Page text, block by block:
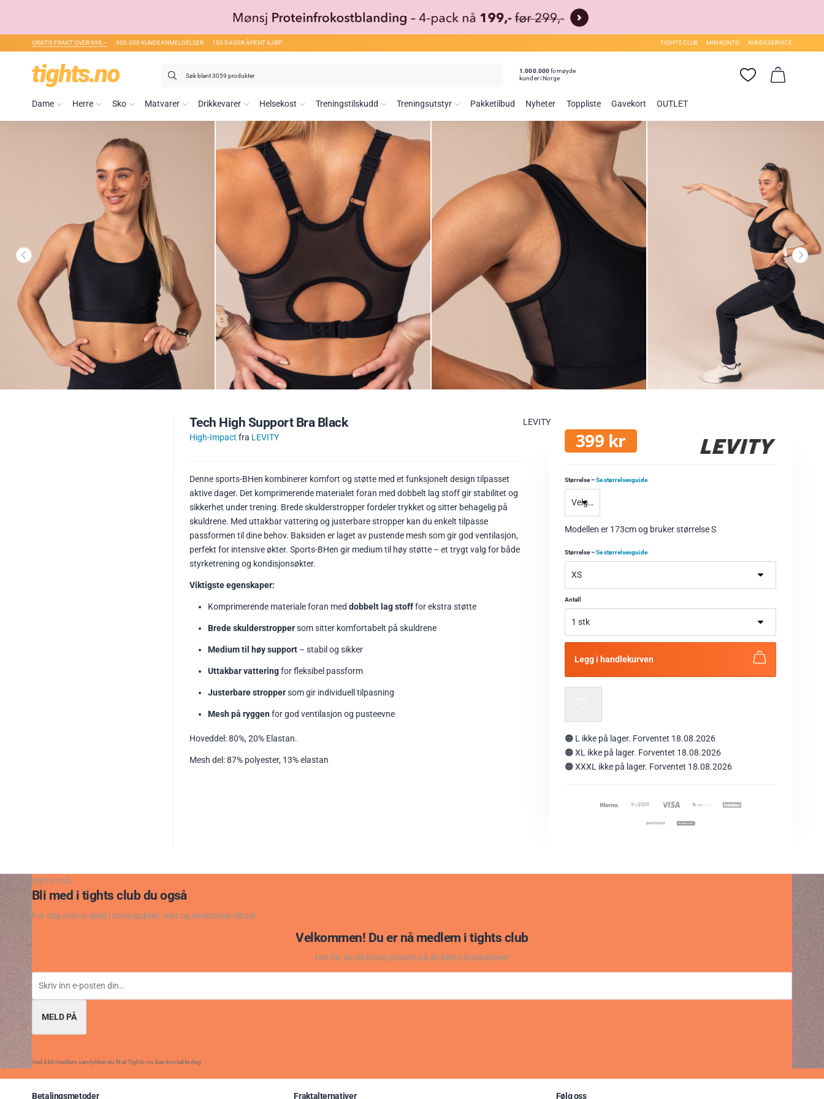
GRATIS FRAKT OVER 999,– 300.000 KUNDEANMELDELSER 100 DAGER ÅPENT KJØP TIGHTS CLUB MIN KONTO KUNDESERVICE
Søk
1.000.000fornøyde
kunder i Norge
Dame Herre Sko Matvarer Drikkevarer Helsekost Treningstilskudd Treningsutstyr Pakketilbud Nyheter Toppliste Gavekort OUTLET
LEVITY
Tech High Support Bra Black
High-Impact fra LEVITY 399 kr
Størrelse–Se størrelsesguide
Modellen er 173cm og bruker størrelse S
Størrelse–Se størrelsesguide
Antall
Legg i handlekurven
🟠 L ikke på lager. Forventet 18.08.2026
🟠XL ikke på lager. Forventet 18.08.2026
🟠XXXL ikke på lager. Forventet 18.08.2026
Denne sports-BHen kombinerer komfort og støtte med et funksjonelt design tilpasset
aktive dager. Det komprimerende materialet foran med dobbelt lag stoff gir stabilitet og
sikkerhet under trening. Brede skulderstropper fordeler trykket og sitter behagelig på
skuldrene. Med uttakbar vattering og justerbare stropper kan du enkelt tilpasse
passformen til dine behov. Baksiden er laget av pustende mesh som gir god ventilasjon,
perfekt for intensive økter. Sports-BHen gir medium til høy støtte – et trygt valg for både
styrketrening og kondisjonsøkter.
Viktigste egenskaper:
Komprimerende materiale foran med dobbelt lag stofffor ekstra støtte
Brede skulderstroppersom sitter komfortabelt på skuldrene
Medium til høy support– stabil og sikker
Uttakbar vatteringfor fleksibel passform
Justerbare stroppersom gir individuell tilpasning
Mesh på ryggenfor god ventilasjon og pusteevne
Hoveddel: 80%, 20% Elastan.
Mesh del: 87% polyester, 13% elastan
tights club
Bli med i tights club du også
For deg som er glad i treningsklær, mat og eksklusive tilbud!
Velkommen! Du er nå medlem i tights club
Her får du de beste prisene på de beste produktene!
MELD PÅ
Ved å bli medlem samtykker du til at Tights.no kan kontakte deg
Betalingsmetoder Fraktalternativer Følg oss